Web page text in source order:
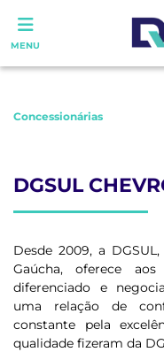
MENU
Concessionárias
DGSUL
Desde 2009, a
Gaúcha, oferece
diferenciado e
uma relação de
constante pela
qualidade fizeram da